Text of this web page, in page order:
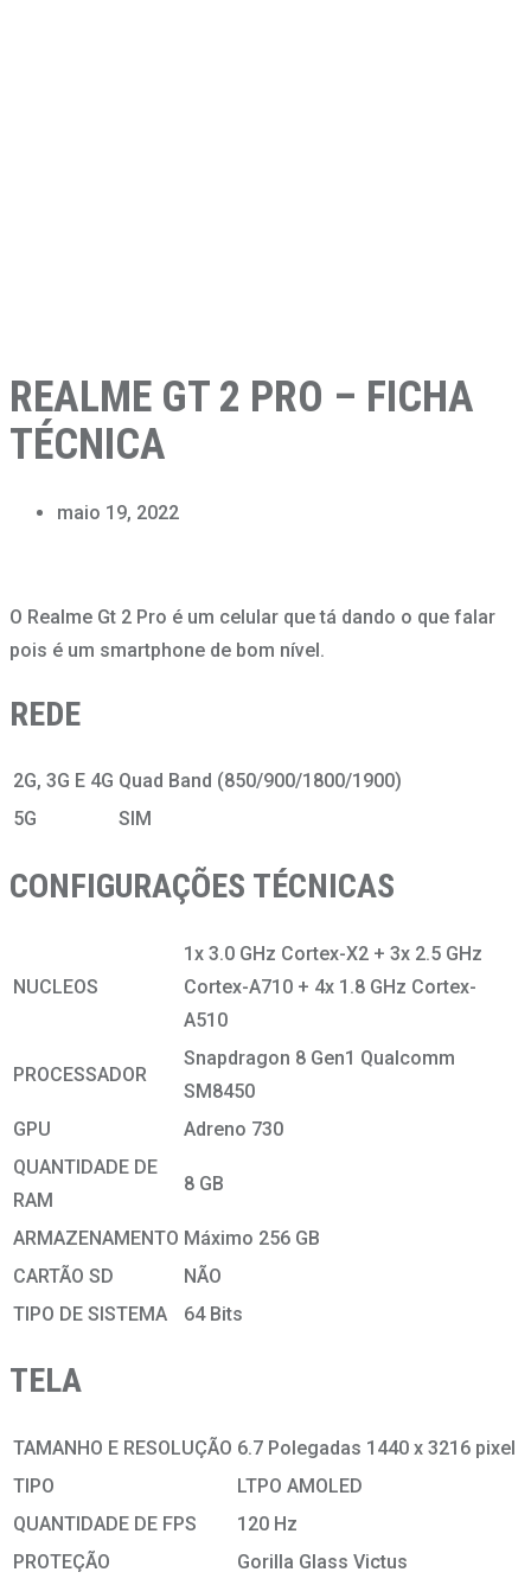
REALME GT 2 PRO – FICHA
TÉCNICA
maio 19, 2022
O Realme Gt 2 Pro é um celular que tá dando o que falar
pois é um smartphone de bom nível.
REDE
2G, 3G E 4G Quad Band (850/900/1800/1900)
5G
SIM
CONFIGURAÇÕES TÉCNICAS
NUCLEOS
1x 3.0 GHz Cortex-X2 + 3x 2.5 GHz
Cortex-A710 + 4x 1.8 GHz Cortex-
A510
PROCESSADOR
Snapdragon 8 Gen1 Qualcomm
SM8450
GPU
Adreno 730
QUANTIDADE DE
RAM
8 GB
ARMAZENAMENTO Máximo 256 GB
CARTÃO SD
NÃO
TIPO DE SISTEMA
64 Bits
TELA
TAMANHO E RESOLUÇÃO 6.7 Polegadas 1440 x 3216 pixel
TIPO
LTPO AMOLED
QUANTIDADE DE FPS
120 Hz
PROTEÇÃO
Gorilla Glass Victus